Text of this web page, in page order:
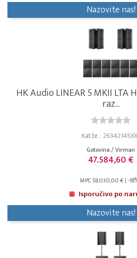
Nazovite nas!
HK Audio LINEAR 5 MKII LTA
raz...
Kat.br. :
Gotovina / Virman
47.584,60 €
MPC 58.030,00 € ( -
Isporučivo po
Nazovite nas!